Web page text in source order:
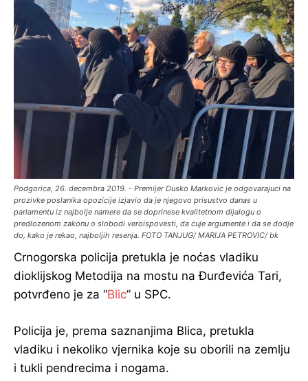
Podgorica, 26. decembra 2019. - Premijer Dusko Markovic je odgovarajuci na
prozivke poslanika opozicije izjavio da je njegovo prisustvo danas u
parlamentu iz najbolje namere da se doprinese kvalitetnom dijalogu o
predlozenom zakonu o slobodi veroispovesti, da cuje argumente i da se dodje
do, kako je rekao, najboljih resenja. FOTO TANJUG/ MARIJA PETROVIC/ bk
Crnogorska policija pretukla je noćas vladiku
dioklijskog Metodija na mostu na Đurđevića Tari,
potvrđeno je za “Blic” u SPC.
Policija je, prema saznanjima Blica, pretukla
vladiku i nekoliko vjernika koje su oborili na zemlju
i tukli pendrecima i nogama.